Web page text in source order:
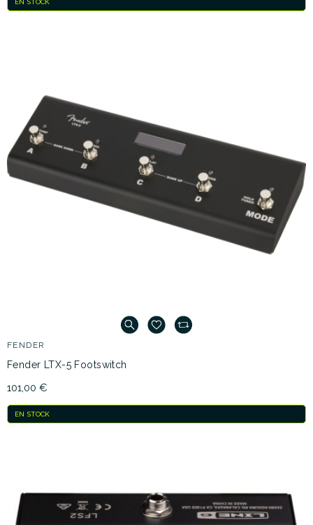
EN STOCK
FENDER
Fender LTX-5 Footswitch
101,00 €
EN STOCK